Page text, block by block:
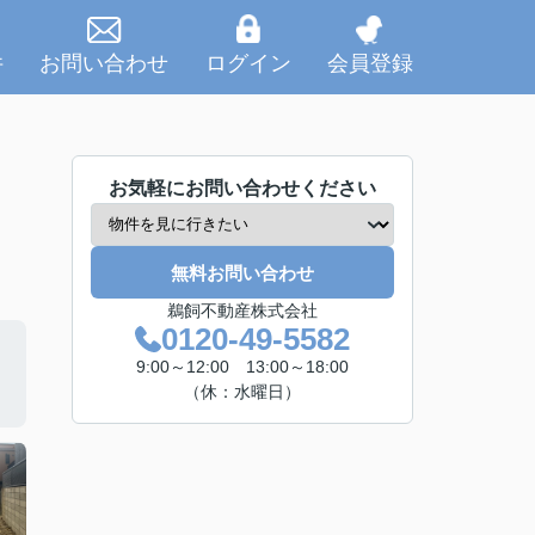
お問い合わせ ログイン 会員登録
お気軽にお問い合わせください
無料お問い合わせ
鵜飼不動産株式会社
0120-49-5582
9:00～12:00 13:00～18:00
（休：水曜日）